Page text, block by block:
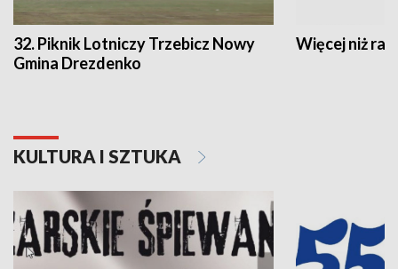
32. Piknik Lotniczy Trzebicz Nowy
Gmina Drezdenko
Więcej niż rajd
KULTURA I SZTUKA